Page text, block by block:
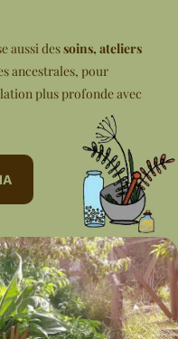
aussi dessoins, ateliers
ancestrales, pour
plus profonde avec